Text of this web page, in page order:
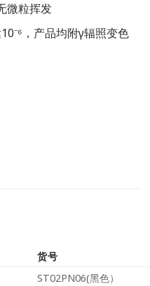
微粒挥发
，产品均附γ辐照变色
货号
ST02PN06(黑色）